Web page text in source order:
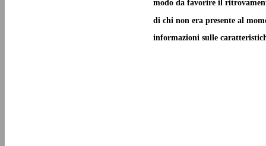
modo da favorire il
di chi non era presente al
informazioni sulle